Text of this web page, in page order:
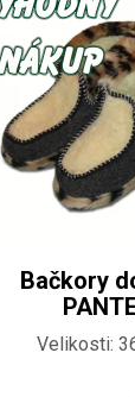
Bačkory
Velikosti: